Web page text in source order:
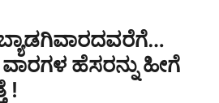
ಹೆಸರನ್ನು ಹೀಗೆ
!